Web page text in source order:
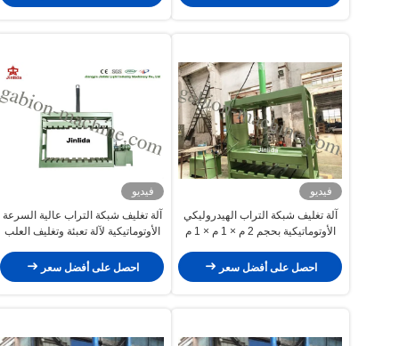
فيديو
آلة تغليف شبكة التراب الهيدروليكي
الأوتوماتيكية بحجم 2 م × 1 م × 1 م
احصل على أفضل سعر
فيديو
آلة تغليف شبكة التراب عالية السرعة
الأوتوماتيكية لآلة تعبئة وتغليف العلب
احصل على أفضل سعر